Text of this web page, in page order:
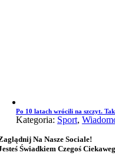
Po 10 latach wrócili na szczyt.
Kategoria: Sport,
Na Nasze Sociale!
Świadkiem Czegoś